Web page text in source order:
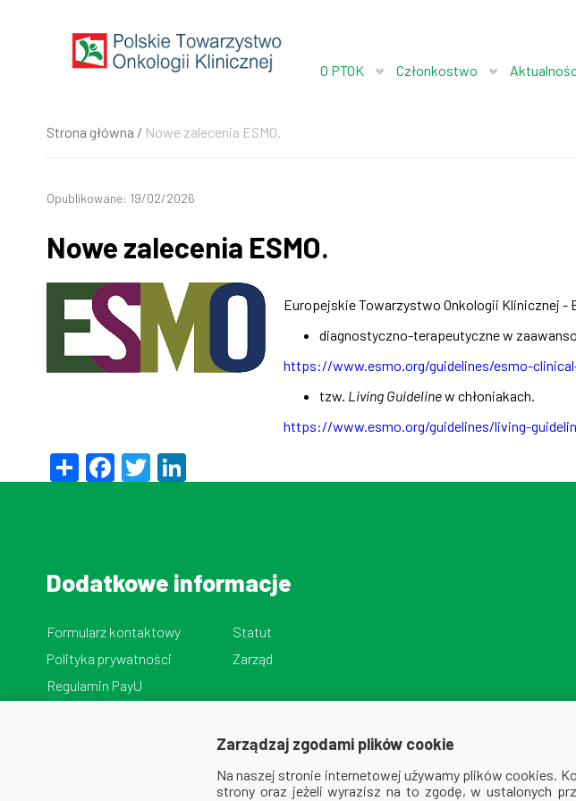
O PTOK Członkostwo
Ścieżka
nawigacyjna
Strona główna Nowe zalecenia ESMO.
Opublikowane: 19/02/2026
Nowe zalecenia ESMO.
Europejskie Towarzystwo Onkologii Klinicznej -
diagnostyczno-terapeutyczne w
https://www.esmo.org/guidelines/esmo-
tzw. Living Guidelinew chłoniakach.
https://www.esmo.org/guidelines/living-
ShareFacebook
Twitter
Dodatkowe informacje
Formularz kontaktowy
Polityka prywatności
Regulamin PayU
Statut
Zarząd
Zarządzaj zgodami plików cookie
Na naszej stronie internetowej używamy plików cookies.
strony oraz jeżeli wyrazisz na to zgodę, w ustalonych